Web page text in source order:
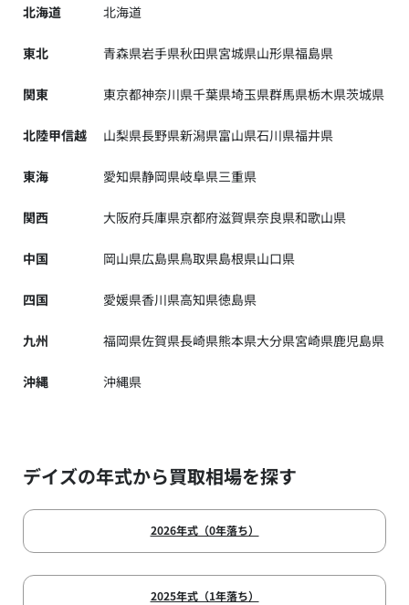
北海道 北海道
東北 青森県岩手県秋田県宮城県山形県福島県
関東 東京都神奈川県千葉県埼玉県群馬県栃木県茨城県
北陸甲信越 山梨県長野県新潟県富山県石川県福井県
東海 愛知県静岡県岐阜県三重県
関西 大阪府兵庫県京都府滋賀県奈良県和歌山県
中国 岡山県広島県鳥取県島根県山口県
四国 愛媛県香川県高知県徳島県
九州 福岡県佐賀県長崎県熊本県大分県宮崎県鹿児島県
沖縄 沖縄県
デイズの年式から買取相場を探す
2026年式（0年落ち）
2025年式（1年落ち）